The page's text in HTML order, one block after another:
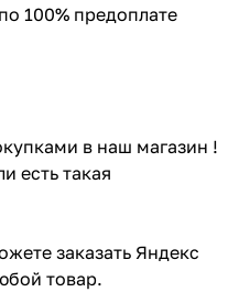
100% предоплате
в наш магазин !
есть такая
заказать Яндекс
товар.